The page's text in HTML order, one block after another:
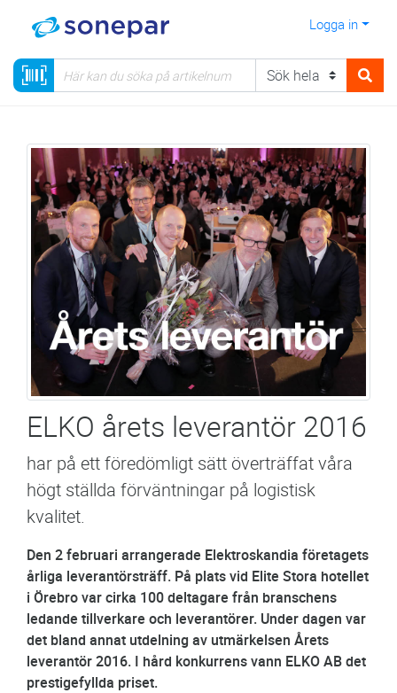
Logga in
ELKO årets leverantör 2016
har på ett föredömligt sätt överträffat våra
högt ställda förväntningar på logistisk
kvalitet.
Den 2 februari arrangerade Elektroskandia företagets
årliga leverantörsträff. På plats vid Elite Stora hotellet
i Örebro var cirka 100 deltagare från branschens
ledande tillverkare och leverantörer. Under dagen var
det bland annat utdelning av utmärkelsen Årets
leverantör 2016. I hård konkurrens vann ELKO AB det
prestigefyllda priset.